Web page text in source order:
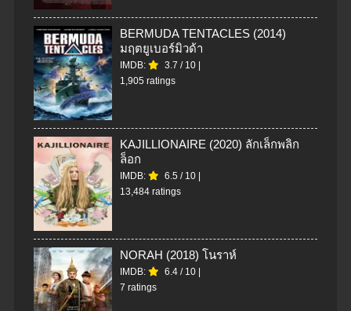
BERMUDA TENTACLES (2014)
มฤตยูเบอร์มิวด้า
IMDB: 3.7 / 10
1,905 ratings
KAJILLIONAIRE (2020) ลักเล็กพลิก
ล็อก
IMDB: 6.5 / 10
13,484 ratings
NORAH (2018) โนราห์
IMDB: 6.4 / 10
7 ratings